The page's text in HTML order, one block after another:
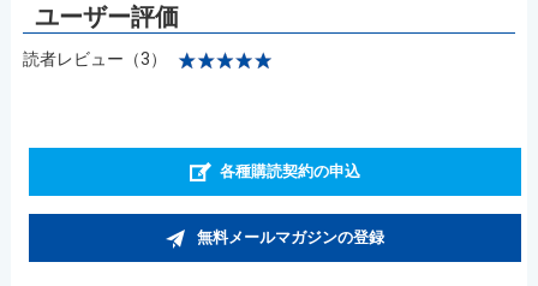
読者レビュー（3）
各種購読契約の申込
無料メールマガジンの登録